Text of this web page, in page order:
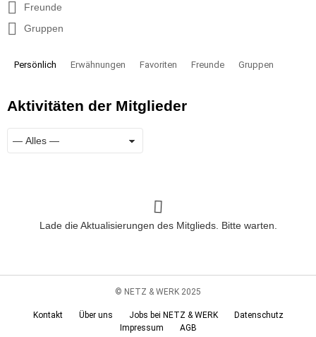
Freunde
Gruppen
Persönlich Erwähnungen Favoriten Freunde Gruppen
Aktivitäten der Mitglieder
Lade die Aktualisierungen des Mitglieds. Bitte warten.
© NETZ & WERK 2025
Kontakt Über uns Jobs bei NETZ & WERK
Datenschutz
Impressum
AGB